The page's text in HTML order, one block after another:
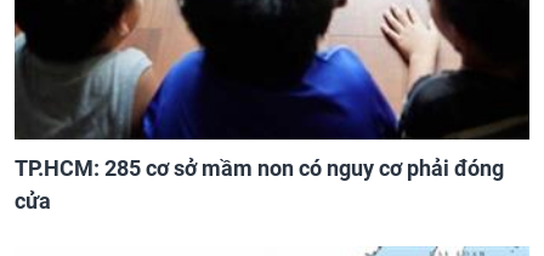
TP.HCM: 285 cơ sở mầm non có nguy cơ phải đóng
cửa